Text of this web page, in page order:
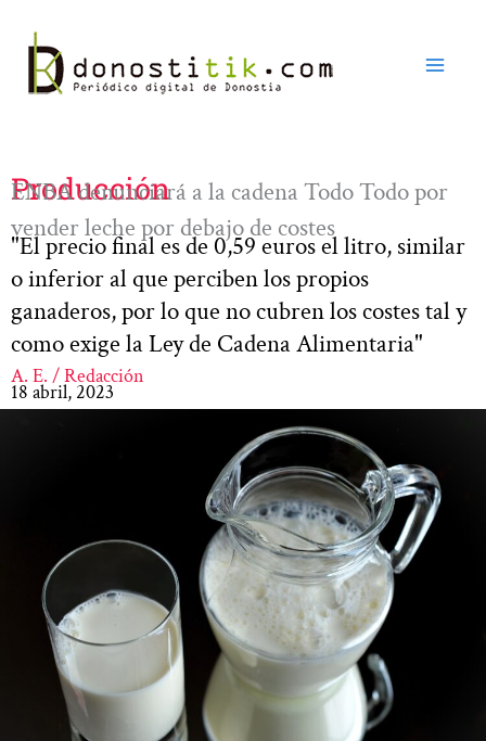
contenido
Producción
ENBA denunciará a la cadena Todo Todo por
vender leche por debajo de costes
"El precio final es de 0,59 euros el litro, similar
o inferior al que perciben los propios
ganaderos, por lo que no cubren los costes tal y
como exige la Ley de Cadena Alimentaria"
A. E. / Redacción
18 abril, 2023